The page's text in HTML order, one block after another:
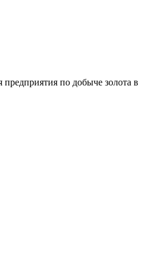
предприятия по добыче золота в